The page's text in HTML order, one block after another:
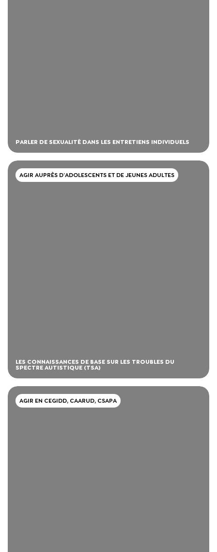
PARLER DE SEXUALITÉ DANS LES ENTRETIENS INDIVIDUELS
AGIR AUPRÈS D’ADOLESCENTS ET DE JEUNES ADULTES
LES CONNAISSANCES DE BASE SUR LES TROUBLES DU
SPECTRE AUTISTIQUE (TSA)
AGIR EN CEGIDD, CAARUD, CSAPA